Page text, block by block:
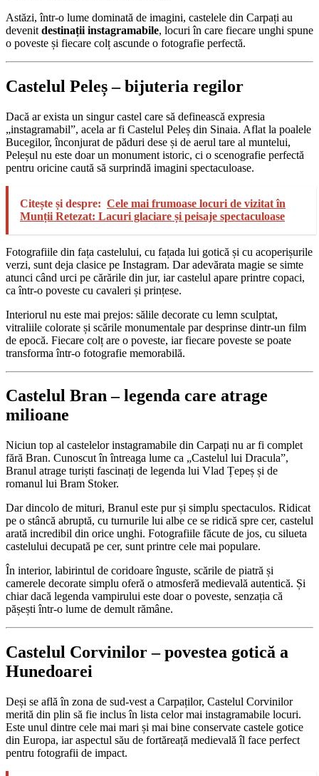
Astăzi, într-o lume dominată de imagini, castelele din Carpați au
devenit destinații instagramabile, locuri în care fiecare unghi spune
o poveste și fiecare colț ascunde o fotografie perfectă.
Castelul Peleș – bijuteria regilor
Dacă ar exista un singur castel care să definească expresia
„instagramabil”, acela ar fi Castelul Peleș din Sinaia. Aflat la poalele
Bucegilor, înconjurat de păduri dese și de aerul tare al muntelui,
Peleșul nu este doar un monument istoric, ci o scenografie perfectă
pentru oricine caută să surprindă imagini spectaculoase.
Citește și despre: Cele mai frumoase locuri de vizitat în
Munții Retezat: Lacuri glaciare și peisaje spectaculoase
Fotografiile din fața castelului, cu fațada lui gotică și cu acoperișurile
verzi, sunt deja clasice pe Instagram. Dar adevărata magie se simte
atunci când urci pe cărările din jur, iar castelul apare printre copaci,
ca într-o poveste cu cavaleri și prințese.
Interiorul nu este mai prejos: sălile decorate cu lemn sculptat,
vitraliile colorate și scările monumentale par desprinse dintr-un film
de epocă. Fiecare colț are o poveste, iar fiecare poveste se poate
transforma într-o fotografie memorabilă.
Castelul Bran – legenda care atrage
milioane
Niciun top al castelelor instagramabile din Carpați nu ar fi complet
fără Bran. Cunoscut în întreaga lume ca „Castelul lui Dracula”,
Branul atrage turiști fascinați de legenda lui Vlad Țepeș și de
romanul lui Bram Stoker.
Dar dincolo de mituri, Branul este pur și simplu spectaculos. Ridicat
pe o stâncă abruptă, cu turnurile lui albe ce se ridică spre cer, castelul
arată incredibil din orice unghi. Fotografiile făcute de jos, cu silueta
castelului decupată pe cer, sunt printre cele mai populare.
În interior, labirintul de coridoare înguste, scările de piatră și
camerele decorate simplu oferă o atmosferă medievală autentică. Și
chiar dacă legenda vampirului este doar o poveste, senzația că
pășești într-o lume de demult rămâne.
Castelul Corvinilor – povestea gotică a
Hunedoarei
Deși se află în zona de sud-vest a Carpaților, Castelul Corvinilor
merită din plin să fie inclus în lista celor mai instagramabile locuri.
Este unul dintre cele mai mari și mai bine conservate castele gotice
din Europa, iar aspectul său de fortăreață medievală îl face perfect
pentru fotografii de impact.